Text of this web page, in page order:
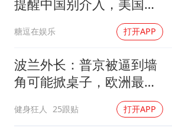
提醒中国别介入，美国要
掘地三尺！ #全球 #零基
础看懂全球 #时代砺剑高
燃出列 #抖音精选
糖逗在娱乐 打开APP
波兰外长：普京被逼到墙
角可能掀桌子，欧洲最担
心的不是俄军有多强
健身狂人 25跟贴 打开APP